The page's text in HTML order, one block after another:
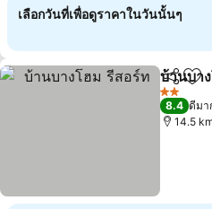
เลือกวันที่เพื่อดูราคาในวันนั้นๆ
แชร์ เพิ่
บ้านบา
2 ดาว
8.4 ดีมา
14.5